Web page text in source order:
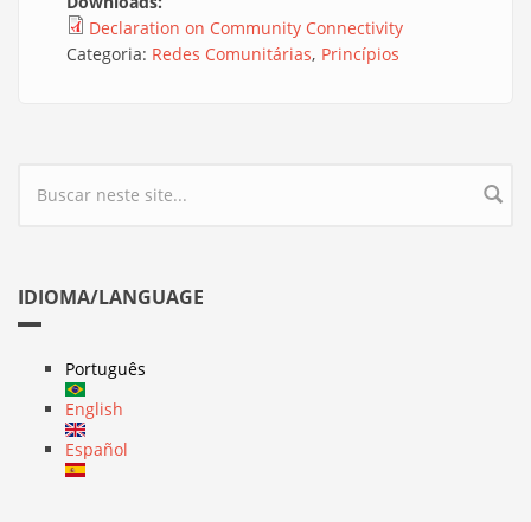
Declaration on Community Connectivity
Categoria: Redes Comunitárias Princípios
Formulário de busca
IDIOMA/LANGUAGE
Português
English
Español